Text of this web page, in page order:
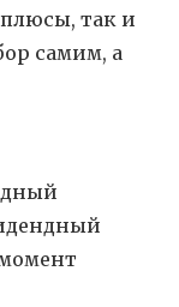
плюсы, так и
самим, а